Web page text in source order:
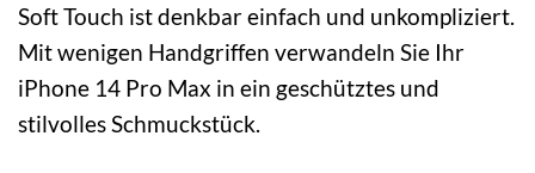
Soft Touch ist denkbar einfach und unkompliziert.
Mit wenigen Handgriffen verwandeln Sie Ihr
iPhone 14 Pro Max in ein geschütztes und
stilvolles Schmuckstück.